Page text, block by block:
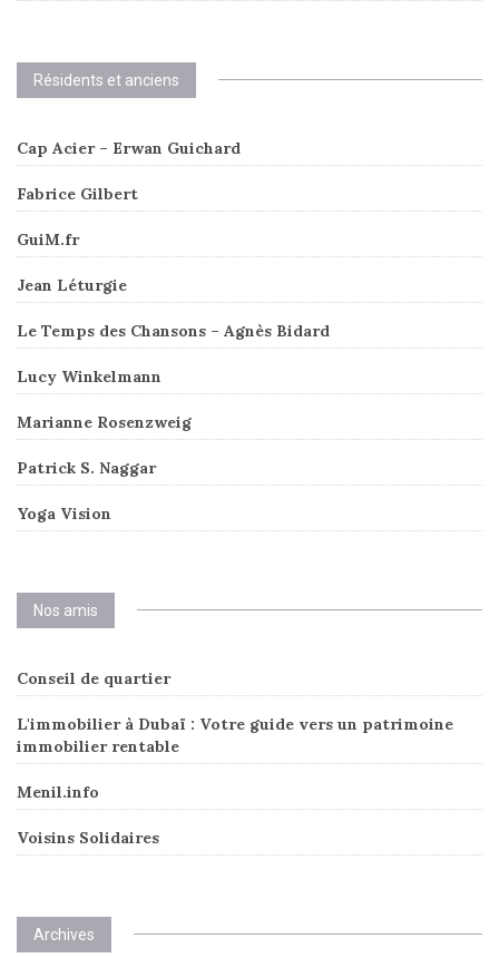
Résidents et anciens
Cap Acier – Erwan Guichard
Fabrice Gilbert
GuiM.fr
Jean Léturgie
Le Temps des Chansons – Agnès Bidard
Lucy Winkelmann
Marianne Rosenzweig
Patrick S. Naggar
Yoga Vision
Nos amis
Conseil de quartier
L'immobilier à Dubaï : Votre guide vers un patrimoine
immobilier rentable
Menil.info
Voisins Solidaires
Archives